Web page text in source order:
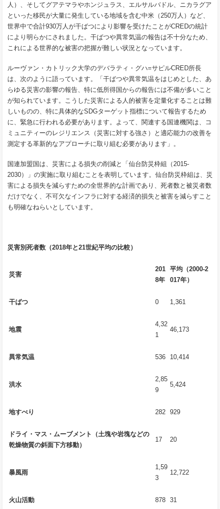
人）、そしてグアテマラやホンジュラス、エルサルバドル、ニカラグア
といった移民が大量に発生している地域を含む中米（250万人）など、
世界中で合計930万人が干ばつにより影響を受けたことがCREDの統計
により明らかにされました。干ばつや異常気温の報告は不十分なため、
これによる世界的な被害の把握が難しい状況となっています。
ルーヴァン・カトリック大学のデバラティ・グハ=サピルCRED所長
は、次のように語っています。「干ばつや異常気温をはじめとした、あ
らゆる災害の影響の報告、特に低所得国からの報告には不備が多いこと
が知られています。こうした災害による人的被害を定量化することは難
しいものの、特に具体的なSDGターゲット指標について報告するため
に、緊急に行われる必要があります。よって、関連する国連機関は、コ
ミュニティーのレジリエンス（災害に対する強さ）と適応能力の改善を
測定する革新的なアプローチに取り組む必要があります」。
国連加盟国は、災害による損失の削減と「仙台防災枠組（2015-
2030）」の実施に取り組むことを表明しています。仙台防災枠組は、災
害による損失を減らすための全世界的な計画であり、死者数と被災者数
だけでなく、不可欠なインフラに対する経済的損失と被害を減らすこと
も明確なねらいとしています。
災害別死者数（2018年と21世紀平均の比較）
災害
201
8年
平均（2000-2
017年）
干ばつ 0 1,361
地震
4,32
1
46,173
異常気温 536 10,414
洪水
2,85
9
5,424
地すべり 282 929
ドライ・マス・ムーブメント（土塊や岩塊などの
乾燥物質の斜面下方移動）
17 20
暴風雨
1,59
3
12,722
火山活動 878 31